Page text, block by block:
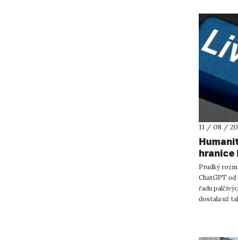
11 / 08 /
Prudký
ChatGPT od
řadu
dostala už